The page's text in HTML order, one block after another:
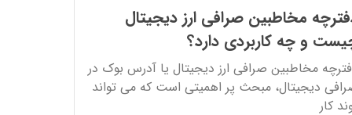
مخاطبین صرافی ارز دیجیتال
و چه کاربردی دارد؟
مخاطبین صرافی ارز دیجیتال یا آدرس بوک در
دیجیتال، مبحث پر اهمیتی است که می تواند
کار